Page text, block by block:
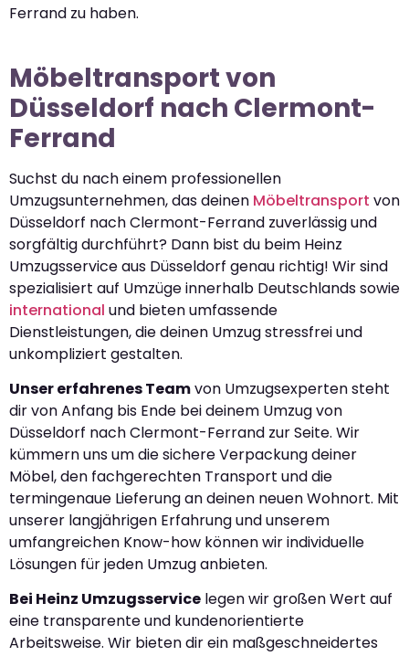
Ferrand zu haben.
Möbeltransport von
Düsseldorf nach Clermont-
Ferrand
Suchst du nach einem professionellen
Umzugsunternehmen, das deinen Möbeltransport von
Düsseldorf nach Clermont-Ferrand zuverlässig und
sorgfältig durchführt? Dann bist du beim Heinz
Umzugsservice aus Düsseldorf genau richtig! Wir sind
spezialisiert auf Umzüge innerhalb Deutschlands sowie
international und bieten umfassende
Dienstleistungen, die deinen Umzug stressfrei und
unkompliziert gestalten.
Unser erfahrenes Teamvon Umzugsexperten steht
dir von Anfang bis Ende bei deinem Umzug von
Düsseldorf nach Clermont-Ferrand zur Seite. Wir
kümmern uns um die sichere Verpackung deiner
Möbel, den fachgerechten Transport und die
termingenaue Lieferung an deinen neuen Wohnort. Mit
unserer langjährigen Erfahrung und unserem
umfangreichen Know-how können wir individuelle
Lösungen für jeden Umzug anbieten.
Bei Heinz Umzugsservice legen wir großen Wert auf
eine transparente und kundenorientierte
Arbeitsweise. Wir bieten dir ein maßgeschneidertes